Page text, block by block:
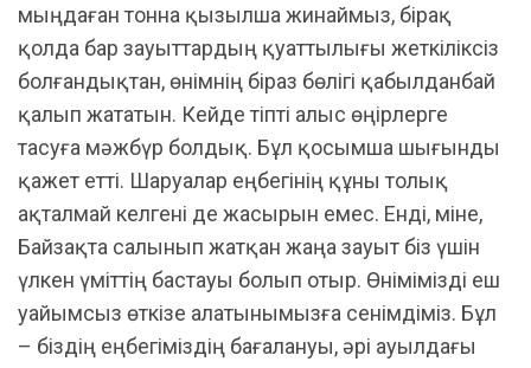
мыңдаған тонна қызылша жинаймыз, бірақ
қолда бар зауыттардың қуаттылығы жеткіліксіз
болғандықтан, өнімнің біраз бөлігі қабылданбай
қалып жататын. Кейде тіпті алыс өңірлерге
тасуға мәжбүр болдық. Бұл қосымша шығынды
қажет етті. Шаруалар еңбегінің құны толық
ақталмай келгені де жасырын емес. Енді, міне,
Байзақта салынып жатқан жаңа зауыт біз үшін
үлкен үміттің бастауы болып отыр. Өнімімізді еш
уайымсыз өткізе алатынымызға сенімдіміз. Бұл
– біздің еңбегіміздің бағалануы, әрі ауылдағы